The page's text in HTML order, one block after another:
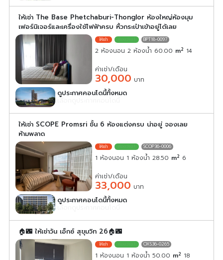
ให้เช่า The Base Phetchaburi-Thonglor ห้องใหญ่ห้องมุม
เฟอร์นิเจอร์และเครื่องใช้ไฟฟ้าครบ หิ้วกระเป๋าเข้าอยู่ได้เลย
BPT18-0097
2 ห้องนอน 2 ห้องน้ำ 60.00 m2 14
ค่าเช่า/เดือน
30,000 บาท
ดูประกาศคอนโดนี้ทั้งหมด
ให้เช่า SCOPE Promsri ชั้น 6 ห้องแต่งครบ น่าอยู่ จองเลย
ห้ามพลาด
SCOP36-0006
1 ห้องนอน 1 ห้องน้ำ 28.50 m2 6
ค่าเช่า/เดือน
33,000 บาท
ดูประกาศคอนโดนี้ทั้งหมด
🏠🌃 ให้เช่าวัน เอ็กซ์ สุขุมวิท 26🏠🌃
OXS36-0265
1 ห้องนอน 1 ห้องน้ำ 50.00 m2 18